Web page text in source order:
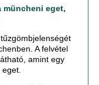
müncheni eget,
A felvétel
amint egy